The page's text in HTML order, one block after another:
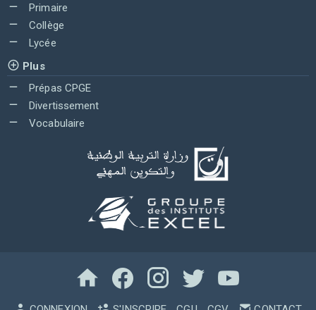
Primaire
Collège
Lycée
Plus
Prépas CPGE
Divertissement
Vocabulaire